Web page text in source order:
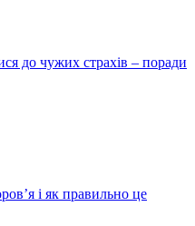
до чужих страхів – поради
і як правильно це